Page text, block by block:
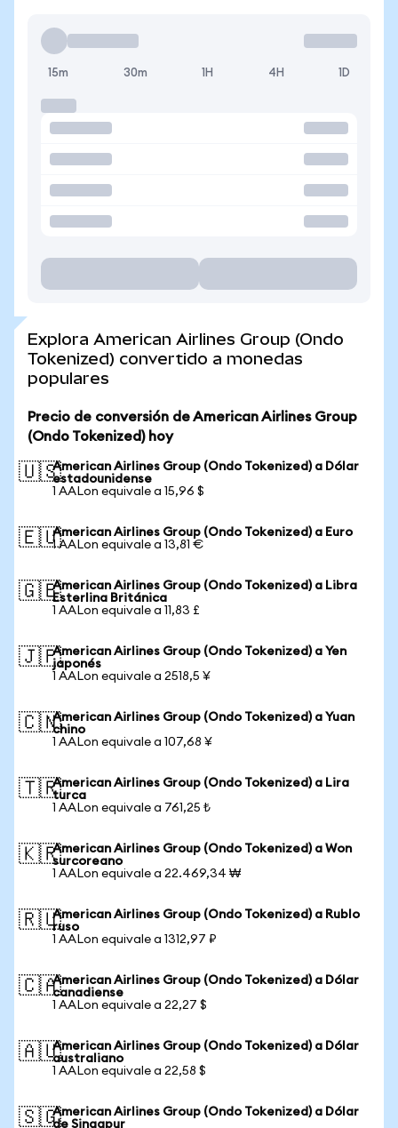
15m 30m 1H 4H 1D
Explora American Airlines Group (Ondo
Tokenized) convertido a monedas
populares
Precio de conversión de American Airlines Group
(Ondo Tokenized) hoy
🇺🇸American Airlines Group (Ondo Tokenized) a Dólar
estadounidense
1 AALon equivale a 15,96 $
🇪🇺American Airlines Group (Ondo Tokenized) a Euro
1 AALon equivale a 13,81 €
🇬🇧American Airlines Group (Ondo Tokenized) a Libra
Esterlina Británica
1 AALon equivale a 11,83 £
🇯🇵American Airlines Group (Ondo Tokenized) a Yen
japonés
1 AALon equivale a 2518,5 ¥
🇨🇳American Airlines Group (Ondo Tokenized) a Yuan
chino
1 AALon equivale a 107,68 ¥
🇹🇷American Airlines Group (Ondo Tokenized) a Lira
turca
1 AALon equivale a 761,25 ₺
🇰🇷American Airlines Group (Ondo Tokenized) a Won
surcoreano
1 AALon equivale a 22.469,34 ₩
🇷🇺American Airlines Group (Ondo Tokenized) a Rublo
ruso
1 AALon equivale a 1312,97 ₽
🇨🇦American Airlines Group (Ondo Tokenized) a Dólar
canadiense
1 AALon equivale a 22,27 $
🇦🇺American Airlines Group (Ondo Tokenized) a Dólar
australiano
1 AALon equivale a 22,58 $
🇸🇬American Airlines Group (Ondo Tokenized) a Dólar
de Singapur